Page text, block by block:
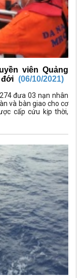
viên Quảng
đới (06/10/2021)
đưa 03 nạn nhân
và bàn giao cho cơ
cấp cứu kịp thời,